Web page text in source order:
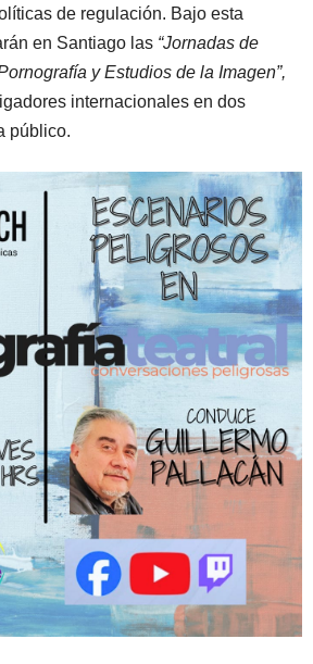
de regulación. Bajo esta
en Santiago las “Jornadas de
y Estudios de la Imagen”,
internacionales en dos
público.